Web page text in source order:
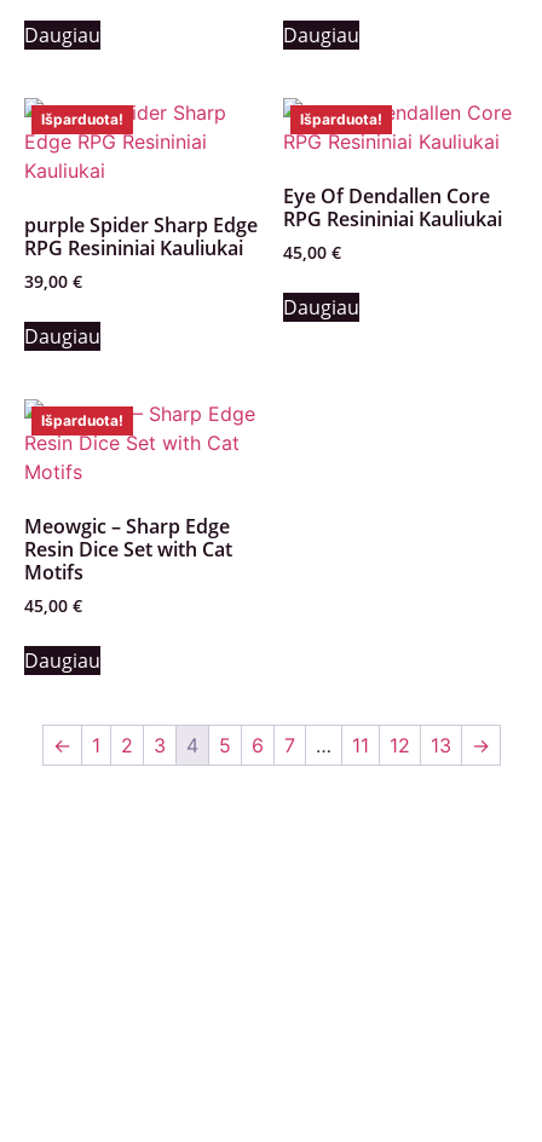
Daugiau Daugiau
Išparduota!
purple Spider Sharp Edge
RPG Resininiai Kauliukai
39,00 €
Daugiau
Išparduota!
Eye Of Dendallen Core
RPG Resininiai Kauliukai
45,00 €
Daugiau
Išparduota!
Meowgic – Sharp Edge
Resin Dice Set with Cat
Motifs
45,00 €
Daugiau
← 1 2 3 4 5 6 7 … 11 12 13 →